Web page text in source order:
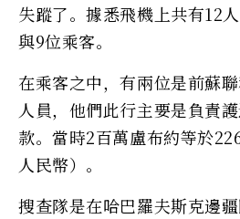
失蹤了。據悉飛機上共有12
與9位乘客。
在乘客之中，有兩位是前蘇
人員，他們此行主要是負責
款。當時2百萬盧布約等於
人民幣）。
搜查隊是在哈巴羅夫斯克邊